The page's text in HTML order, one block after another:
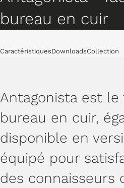
bureau en cuir
CaractéristiquesDownloadsCollection
Antagonista est
bureau en cuir,
disponible en
équipé pour
des connaisseurs